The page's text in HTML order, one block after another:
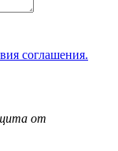
соглашения.
от